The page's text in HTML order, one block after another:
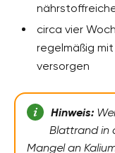
circa vier
regelmäßig
versorgen
Hinweis:
Blattrand in
Mangel an